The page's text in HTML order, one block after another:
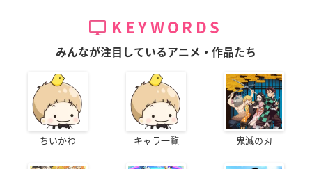
KEYWORDS
みんなが注目しているアニメ・作品たち
ちいかわ キャラ一覧 鬼滅の刃